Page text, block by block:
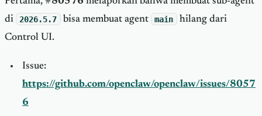
di
2026.5.7 bisa membuat agent main
hilang dari
Control UI.
Issue:
https://github.com/openclaw/openclaw/issues/8057
6